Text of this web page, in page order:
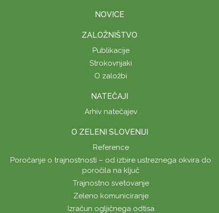
NOVICE
ZALOŽNIŠTVO
Publikacije
Strokovnjaki
O založbi
NATEČAJI
Arhiv natečajev
O ZELENI SLOVENIJI
Reference
Poročanje o trajnostnosti – od izbire ustreznega okvira do
poročila na ključ
Trajnostno svetovanje
Zeleno komuniciranje
Izračun ogljičnega odtisa